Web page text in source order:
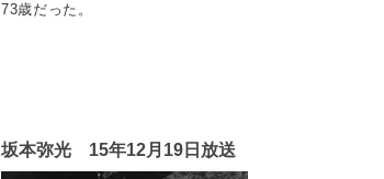
73歳だった。
坂本弥光 15年12月19日放送